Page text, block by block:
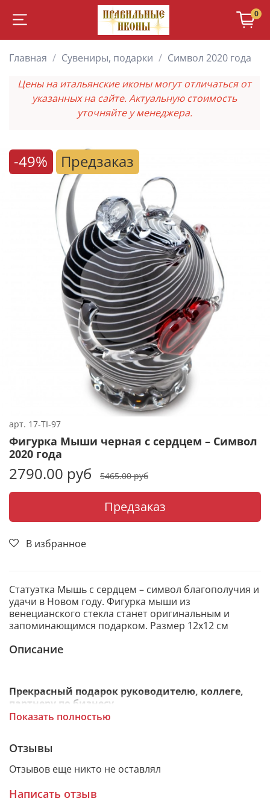
0
Главная Сувениры, подарки
Символ 2020 года
Цены на итальянские иконы могут отличаться от
указанных на сайте. Актуальную стоимость
уточняйте у менеджера.
-49% Предзаказ
арт. 17-TI-97
Фигурка Мыши черная с сердцем – Символ
2020 года
2790.00 руб 5465.00 руб
Предзаказ
В избранное
Статуэтка Мышь с сердцем – символ благополучия и
удачи в Новом году. Фигурка мыши из
венецианского стекла станет оригинальным и
запоминающимся подарком. Размер 12х12 см
Описание
Прекрасный подарок руководителю, коллеге,
партнеру по бизнесу
Статуэтка Мышь – символ достатка и благополучия.
умножают свое финансовое благосостояние
Показать полностью
Отзывы
Отзывов еще никто не оставлял
Написать отзыв